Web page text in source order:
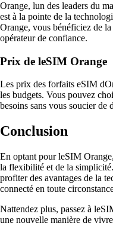
Orange, lun des leaders du
est à la pointe de la
Orange, vous bénéficiez de
opérateur de confiance.
Prix de leSIM Orange
Les prix des forfaits eSIM
les budgets. Vous pouvez
besoins sans vous soucier de
Conclusion
En optant pour leSIM
la flexibilité et de la
profiter des avantages de la
connecté en toute
Nattendez plus, passez à
une nouvelle manière de